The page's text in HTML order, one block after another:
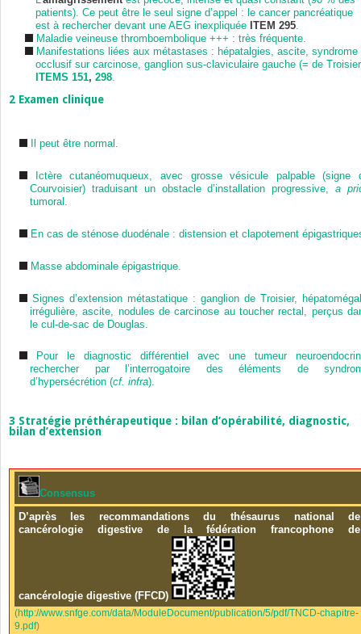
patients). Ce peut être le seul signe d’appel : le cancer pancréatique
est à rechercher devant une AEG inexpliquée ITEM 295.
Maladie veineuse thromboembolique +++ : très fréquente.
Manifestations liées aux métastases : hépatalgies, ascite, syndrome
occlusif sur carcinose, ganglion sus-claviculaire gauche (= de
ITEMS 151, 298.
2 Examen clinique
Il peut être normal.
Ictère cutanéomuqueux, avec grosse vésicule palpable (signe
Courvoisier) traduisant un obstacle d’installation progressive,a
tumoral.
En cas de sténose duodénale : distension et clapotement
Masse abdominale épigastrique.
Signes d’extension métastatique : ganglion de Troisier,
irrégulière, ascite, nodules de carcinose au toucher rectal, perçus
le cul-de-sac de Douglas.
Pour le diagnostic différentiel avec une tumeur
rechercher par l’interrogatoire des éléments de
d’hypersécrétion (cf. infra).
3 Stratégie préthérapeutique : bilan d’opérabilité, diagnostic,
bilan d’extension
Consensus
D’après les recommandations du thésaurus national de
cancérologie digestive de la fédération francophone de
cancérologie digestive (FFCD)
(http://www.snfge.com/data/ModuleDocument/publication/5/pdf/TNCD-chapitre-
9.pdf)